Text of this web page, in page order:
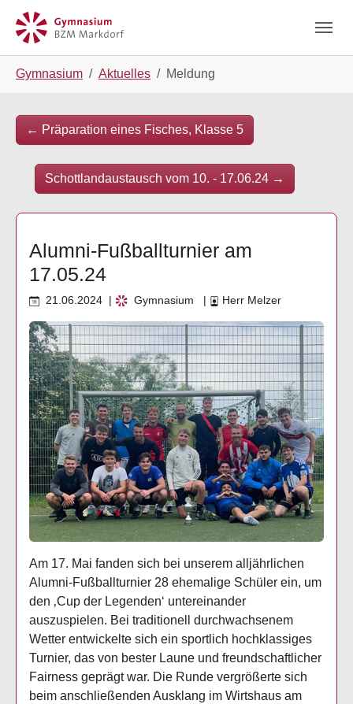
Gymnasium Aktuelles Meldung
← Präparation eines Fisches, Klasse 5
Schottlandaustausch vom 10. - 17.06.24 →
Alumni-Fußballturnier am
17.05.24
21.06.2024 | Gymnasium | Herr Melzer
Am 17. Mai fanden sich bei unserem alljährlichen
Alumni-Fußballturnier 28 ehemalige Schüler ein, um
den ‚Cup der Legenden‘ untereinander
auszuspielen. Bei traditionell durchwachsenem
Wetter entwickelte sich ein sportlich hochklassiges
Turnier, das von bester Laune und freundschaftlicher
Fairness geprägt war. Die Runde vergrößerte sich
beim anschließenden Ausklang im Wirtshaus am